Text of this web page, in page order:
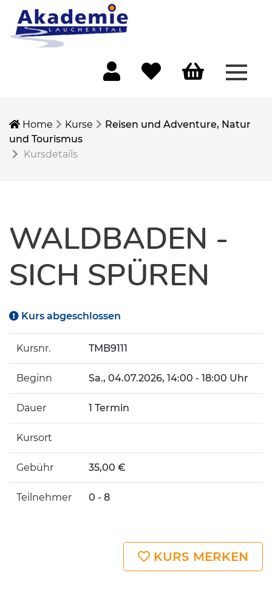
Home Kurse
Reisen und Adventure, Natur
und Tourismus
Kursdetails
WALDBADEN -
SICH SPÜREN
Kurs abgeschlossen
Kursnr. TMB9111
Beginn Sa., 04.07.2026, 14:00 - 18:00 Uhr
Dauer 1 Termin
Kursort
Gebühr 35,00 €
Teilnehmer 0 - 8
KURS MERKEN